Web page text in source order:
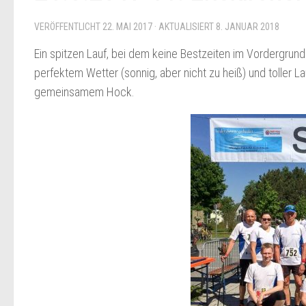
VERÖFFENTLICHT 22. MAI 2017 · AKTUALISIERT 8. JANUAR 2018
Ein spitzen Lauf, bei dem keine Bestzeiten im
perfektem Wetter (sonnig, aber nicht zu heiß) und toller
gemeinsamem Hock.